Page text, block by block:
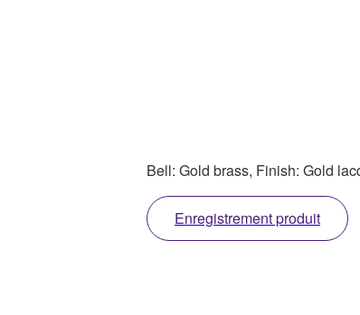
Bell: Gold brass, Finish: Gold
Enregistrement produit